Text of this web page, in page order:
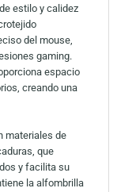
estilo y calidez
del mouse,
gaming.
espacio
creando una
materiales de
que
y facilita su
la alfombrilla